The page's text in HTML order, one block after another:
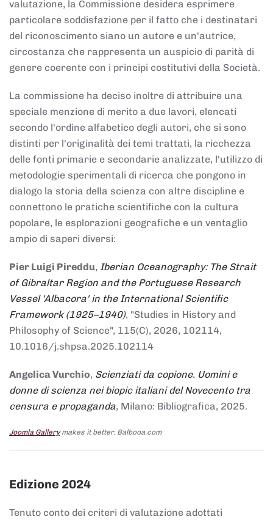
valutazione, la Commissione desidera esprimere
particolare soddisfazione per il fatto che i destinatari
del riconoscimento siano un autore e un'autrice,
circostanza che rappresenta un auspicio di parità di
genere coerente con i principi costitutivi della Società.
La commissione ha deciso inoltre di attribuire una
speciale menzione di merito a due lavori, elencati
secondo l'ordine alfabetico degli autori, che si sono
distinti per l'originalità dei temi trattati, la ricchezza
delle fonti primarie e secondarie analizzate, l'utilizzo di
metodologie sperimentali di ricerca che pongono in
dialogo la storia della scienza con altre discipline e
connettono le pratiche scientifiche con la cultura
popolare, le esplorazioni geografiche e un ventaglio
ampio di saperi diversi:
Pier Luigi Pireddu, Iberian Oceanography: The Strait
of Gibraltar Region and the Portuguese Research
Vessel 'Albacora' in the International Scientific
Framework (1925–1940), "Studies in History and
Philosophy of Science", 115(C), 2026, 102114,
10.1016/j.shpsa.2025.102114
Angelica Vurchio, Scienziati da copione. Uomini e
donne di scienza nei biopic italiani del Novecento tra
censura e propaganda, Milano: Bibliografica, 2025.
Joomla Gallerymakes it better. Balbooa.com
Edizione 2024
Tenuto conto dei criteri di valutazione adottati